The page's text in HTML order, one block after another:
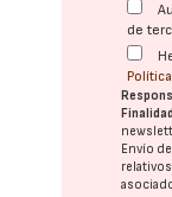
de
Envío